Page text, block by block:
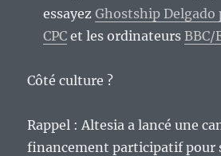
essayezGhostship Delgado
CPC et les ordinateursBBC/
Côté culture ?
Rappel : Altesia a lancé une
financement participatif pour